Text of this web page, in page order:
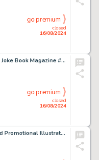
closed
16/08/2024
go premium
Dan DeCarlo Archie's Joke Book Magazine #210 Complete 1-Page Story "Close Out Sale" Original Art (Archie, 1975).
closed
16/08/2024
go premium
Archie Artist - Jughead Promotional Illustration Original Art (undated).